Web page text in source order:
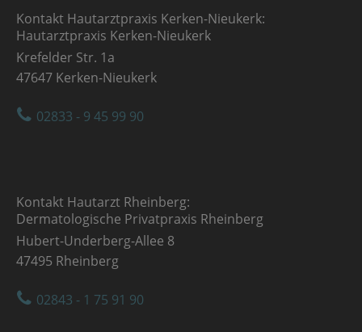
Kontakt Hautarztpraxis Kerken-Nieukerk:
Hautarztpraxis Kerken-Nieukerk
Krefelder Str. 1a
47647 Kerken-Nieukerk
02833 - 9 45 99 90
Kontakt Hautarzt Rheinberg:
Dermatologische Privatpraxis Rheinberg
Hubert-Underberg-Allee 8
47495 Rheinberg
02843 - 1 75 91 90